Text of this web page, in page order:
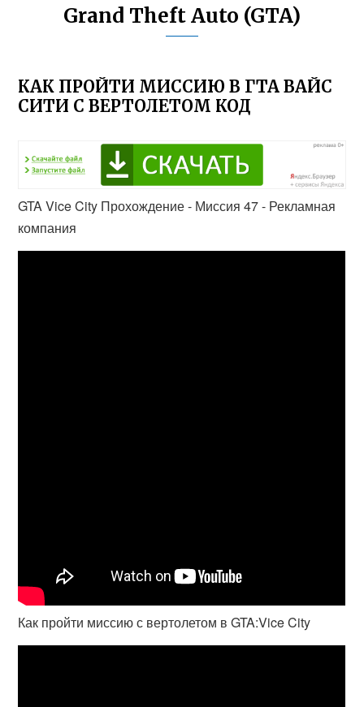
Grand Theft Auto (GTA)
КАК ПРОЙТИ МИССИЮ В ГТА ВАЙС
СИТИ С ВЕРТОЛЕТОМ КОД
GTA Vice City Прохождение - Миссия 47 - Рекламная
компания
Как пройти миссию с вертолетом в GTA:Vice City